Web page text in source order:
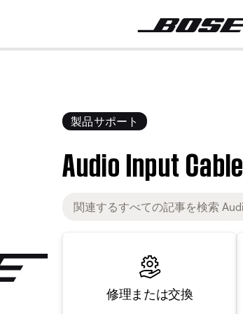
製品サポート
Audio Input Cable
修理または交換